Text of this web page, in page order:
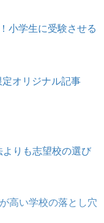
小学生に受験させる
オリジナル記事
りも志望校の選び
高い学校の落とし穴